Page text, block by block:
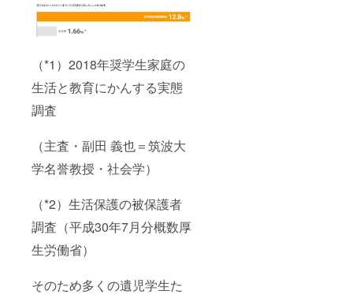
（*1）2018年奨学生家庭の
生活と教育にかんする実態
調査
（主査・副田 義也＝筑波大
学名誉教授・社会学）
（*2）生活保護の被保護者
調査（平成30年7月分概数厚
生労働省）
そのため多くの遺児学生た